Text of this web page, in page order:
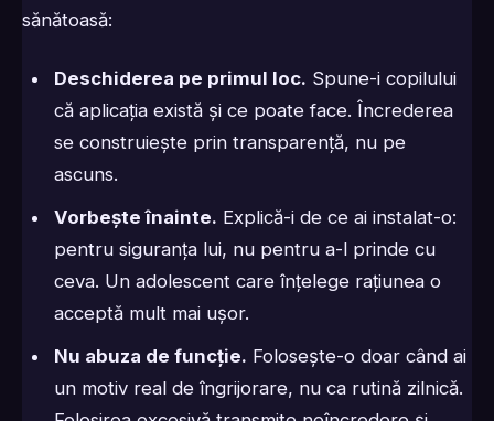
sănătoasă:
Deschiderea pe primul loc. Spune-i copilului
că aplicația există și ce poate face. Încrederea
se construiește prin transparență, nu pe
ascuns.
Vorbește înainte. Explică-i de ce ai instalat-o:
pentru siguranța lui, nu pentru a-l prinde cu
ceva. Un adolescent care înțelege rațiunea o
acceptă mult mai ușor.
Nu abuza de funcție. Folosește-o doar când ai
un motiv real de îngrijorare, nu ca rutină zilnică.